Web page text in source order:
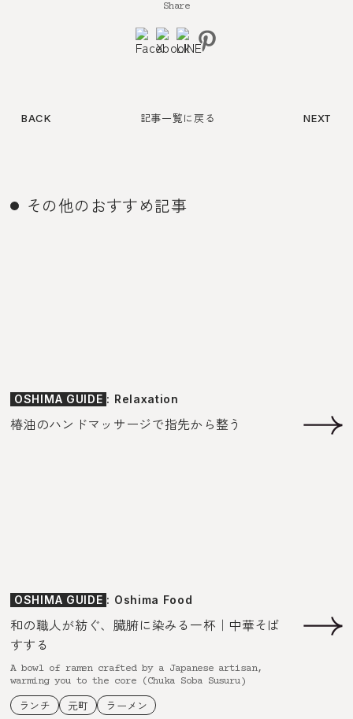
Share
BACK 記事一覧に戻る NEXT
その他のおすすめ記事
OSHIMA GUIDE : Relaxation
椿油のハンドマッサージで指先から整う
OSHIMA GUIDE : Oshima Food
和の職人が紡ぐ、臓腑に染みる一杯｜中華そば
すする
A bowl of ramen crafted by a Japanese artisan,
warming you to the core (Chuka Soba Susuru)
ランチ 元町 ラーメン